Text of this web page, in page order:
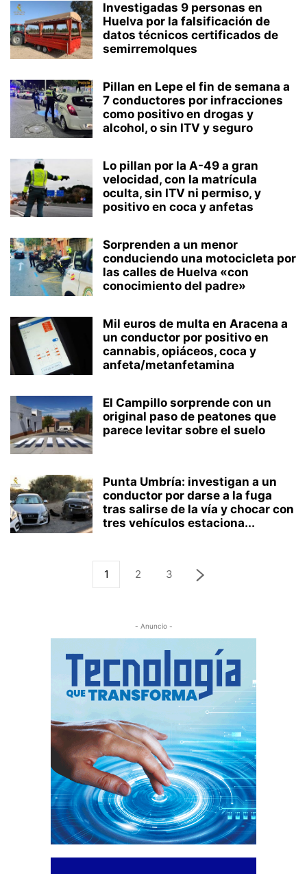
Investigadas 9 personas en
Huelva por la falsificación de
datos técnicos certificados de
semirremolques
Pillan en Lepe el fin de semana a
7 conductores por infracciones
como positivo en drogas y
alcohol, o sin ITV y seguro
Lo pillan por la A-49 a gran
velocidad, con la matrícula
oculta, sin ITV ni permiso, y
positivo en coca y anfetas
Sorprenden a un menor
conduciendo una motocicleta por
las calles de Huelva «con
conocimiento del padre»
Mil euros de multa en Aracena a
un conductor por positivo en
cannabis, opiáceos, coca y
anfeta/metanfetamina
El Campillo sorprende con un
original paso de peatones que
parece levitar sobre el suelo
Punta Umbría: investigan a un
conductor por darse a la fuga
tras salirse de la vía y chocar con
tres vehículos estaciona...
1 2 3
- Anuncio -